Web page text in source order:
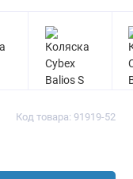
Код товара: 91919-52